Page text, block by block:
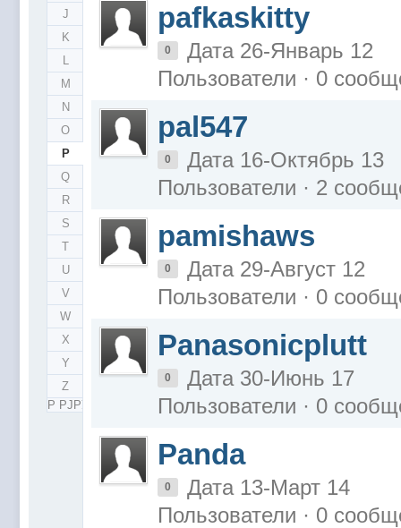
J
K
L
M
N
O
P
Q
R
S
T
U
V
W
X
Y
Z
Р РЈРЎ
pafkaskitty
0
Дата 26-Январь 12
Пользователи · 0
pal547
0
Дата 16-Октябрь 13
Пользователи · 2
pamishaws
0
Дата 29-Август 12
Пользователи · 0
Panasonicplutt
0
Дата 30-Июнь 17
Пользователи · 0
Panda
0
Дата 13-Март 14
Пользователи · 0